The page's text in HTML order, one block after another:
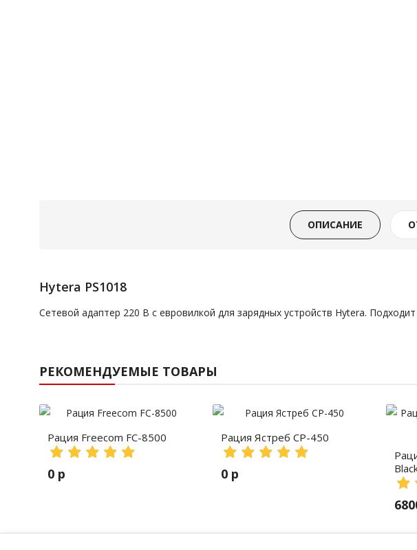
ОПИСАНИЕ
Hytera PS1018
Сетевой адаптер 220 В с евровилкой для зарядных устройств Hytera.
РЕКОМЕНДУЕМЫЕ ТОВАРЫ
Рация Freecom FC-8500
0 р
Рация Ястреб СР-450
0 р